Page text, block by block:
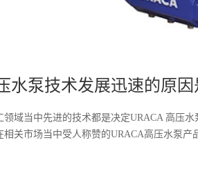
水泵技术发展迅速的原因
领域当中先进的技术都是决定URACA 高压
相关市场当中受人称赞的URACA高压水泵